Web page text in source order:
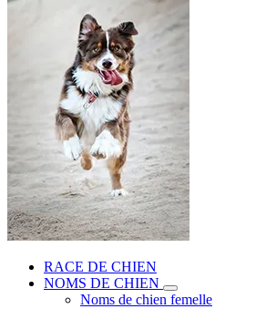
RACE DE CHIEN
NOMS DE CHIEN
Noms de chien femelle